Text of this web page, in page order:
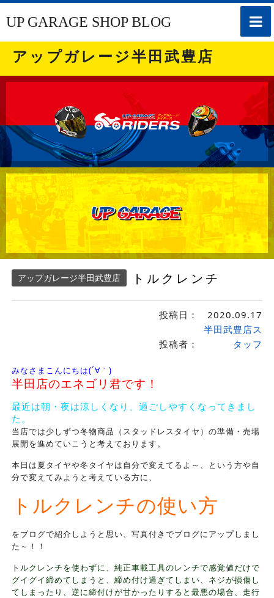
toggle
UP GARAGE SHOP BLOG
アップガレージ半田武豊店
アップガレージ半田武豊店 トルクレンチ
投稿日： 2020.09.17
投稿者：
半田武豊店ス
タッフ
みなさまこんにちは(´∀｀)
半田店のエネゴリ君です！
最近は朝・夜は涼しくなり、過ごしやすくなってきまし
た。
当店では少しずつ冬物商品（スタッドレスタイヤ）の準備・売場
展開を進めていこうと考えております。
本日は夏タイヤや冬タイヤは自分で変えてるよ～、という方や自
分で変えてみようと考えている方に、
トルクレンチの使い方
をブログで紹介しようと思い、写真付きでブログにアップしまし
た～！！
ト ルクレンチを使わずに、純正車載工具のレンチで感覚値だけで
グイグイ締めてしまうと、締め付け過ぎてしまい、ネジが損傷し
てしまったり、逆に締付けが甘かったりすると最悪の場合、走行